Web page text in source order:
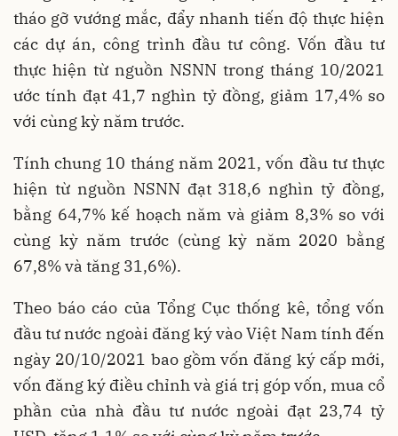
tháo gỡ vướng mắc, đẩy nhanh tiến độ thực hiện
các dự án, công trình đầu tư công. Vốn đầu tư
thực hiện từ nguồn NSNN trong tháng 10/2021
ước tính đạt 41,7 nghìn tỷ đồng, giảm 17,4% so
với cùng kỳ năm trước.
Tính chung 10 tháng năm 2021, vốn đầu tư thực
hiện từ nguồn NSNN đạt 318,6 nghìn tỷ đồng,
bằng 64,7% kế hoạch năm và giảm 8,3% so với
cùng kỳ năm trước (cùng kỳ năm 2020 bằng
67,8% và tăng 31,6%).
Theo báo cáo của Tổng Cục thống kê, tổng vốn
đầu tư nước ngoài đăng ký vào Việt Nam tính đến
ngày 20/10/2021 bao gồm vốn đăng ký cấp mới,
vốn đăng ký điều chỉnh và giá trị góp vốn, mua cổ
phần của nhà đầu tư nước ngoài đạt 23,74 tỷ